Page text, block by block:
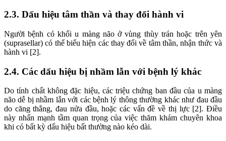
2.3. Dấu hiệu tâm thần và thay đổi hành vi
Người bệnh có khối u màng não ở vùng thùy trán hoặc trên yên
(suprasellar) có thể biểu hiện các thay đổi về tâm thần, nhận thức và
hành vi [2].
2.4. Các dấu hiệu bị nhầm lẫn với bệnh lý khác
Do tính chất không đặc hiệu, các triệu chứng ban đầu của u màng
não dễ bị nhầm lẫn với các bệnh lý thông thường khác như đau đầu
do căng thẳng, đau nửa đầu, hoặc các vấn đề về thị lực [2]. Điều
này nhấn mạnh tầm quan trọng của việc thăm khám chuyên khoa
khi có bất kỳ dấu hiệu bất thường nào kéo dài.